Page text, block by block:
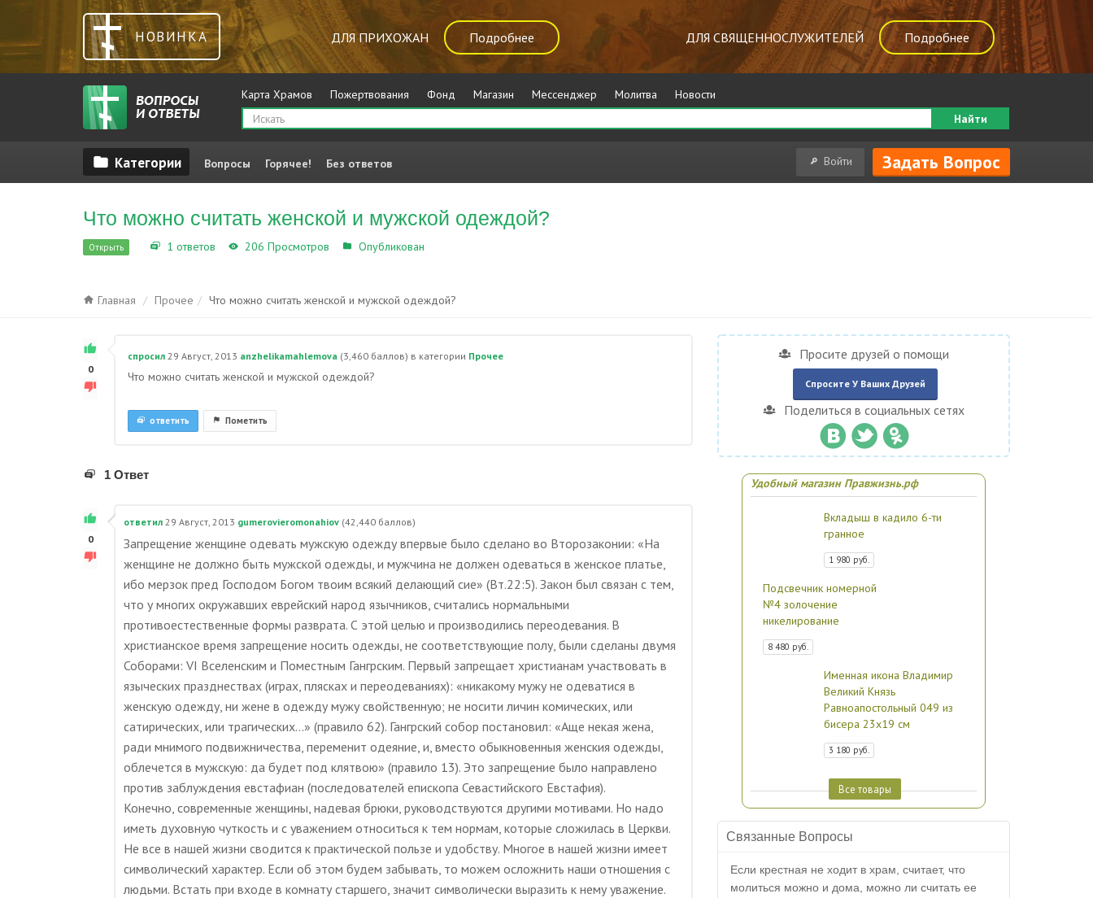
НОВИНКА ДЛЯ ПРИХОЖАН Подробнее ДЛЯ СВЯЩЕННОСЛУЖИТЕЛЕЙ Подробнее
Карта Храмов Пожертвования Фонд Магазин Мессенджер Молитва
Новости
Найти
Вопросы Горячее! Без ответов Войти Задать Вопрос
Что можно считать женской и мужской одеждой?
Открыть 1 ответов 206 Просмотров Опубликован
Главная Прочее Что можно считать женской и мужской одеждой?
0
спросил 29 Август, 2013 anzhelikamahlemova (3,460 баллов) в категории Прочее
Что можно считать женской и мужской одеждой?
Пометить
ответить
1 Ответ
0
ответил 29 Август, 2013 gumerovieromonahiov (42,440 баллов)
Запрещение женщине одевать мужскую одежду впервые было сделано во Второзаконии: «На
женщине не должно быть мужской одежды, и мужчина не должен одеваться в женское платье,
ибо мерзок пред Господом Богом твоим всякий делающий сие» (Вт.22:5). Закон был связан с тем,
что у многих окружавших еврейский народ язычников, считались нормальными
противоестественные формы разврата. С этой целью и производились переодевания. В
христианское время запрещение носить одежды, не соответствующие полу, были сделаны двумя
Соборами: VI Вселенским и Поместным Гангрским. Первый запрещает христианам участвовать в
языческих празднествах (играх, плясках и переодеваниях): «никакому мужу не одеватися в
женскую одежду, ни жене в одежду мужу свойственную; не носити личин комических, или
сатирических, или трагических…» (правило 62). Гангрский собор постановил: «Аще некая жена,
ради мнимого подвижничества, переменит одеяние, и, вместо обыкновенныя женския одежды,
облечется в мужскую: да будет под клятвою» (правило 13). Это запрещение было направлено
против заблуждения евстафиан (последователей епископа Севастийского Евстафия).
Конечно, современные женщины, надевая брюки, руководствуются другими мотивами. Но надо
иметь духовную чуткость и с уважением относиться к тем нормам, которые сложилась в Церкви.
Не все в нашей жизни сводится к практической пользе и удобству. Многое в нашей жизни имеет
символический характер. Если об этом будем забывать, то можем осложнить наши отношения с
людьми. Встать при входе в комнату старшего, значит символически выразить к нему уважение.
Просите друзей о помощи
Спросите У Ваших Друзей
Поделиться в социальных сетях
Удобный магазин Правжизнь.рф
Вкладыш в кадило 6-ти
гранное
1 980 руб.
Подсвечник номерной
№4 золочение
никелирование
8 480 руб.
Именная икона Владимир
Великий Князь
Равноапостольный 049 из
бисера 23х19 см
3 180 руб.
Все товары
Связанные Вопросы
Если крестная не ходит в храм, считает, что
молиться можно и дома, можно ли считать ее